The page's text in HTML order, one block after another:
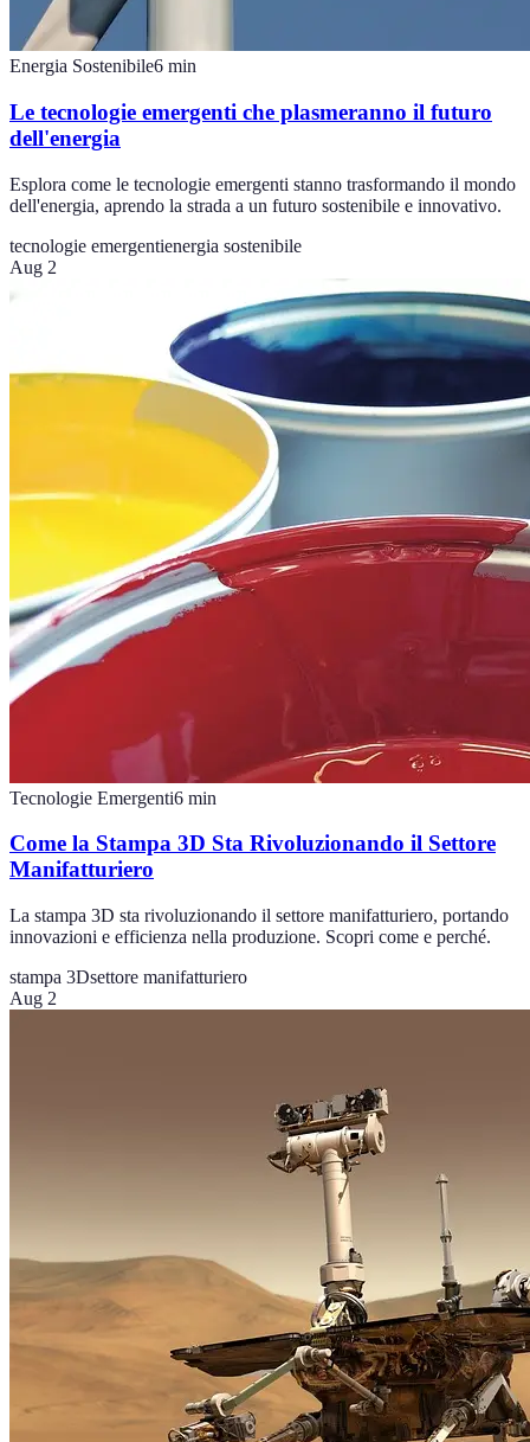
Energia Sostenibile6 min
Le tecnologie emergenti che plasmeranno il futuro
dell'energia
Esplora come le tecnologie emergenti stanno trasformando il mondo
dell'energia, aprendo la strada a un futuro sostenibile e innovativo.
tecnologie emergentienergia sostenibile
Aug 2
Tecnologie Emergenti6 min
Come la Stampa 3D Sta Rivoluzionando il Settore
Manifatturiero
La stampa 3D sta rivoluzionando il settore manifatturiero, portando
innovazioni e efficienza nella produzione. Scopri come e perché.
stampa 3Dsettore manifatturiero
Aug 2